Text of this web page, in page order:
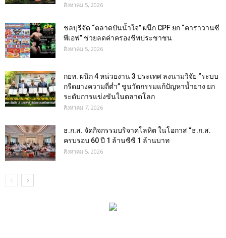
สิงหาคม 5, 2026
ชลบุรีจัด “ตลาดปันน้ำใจ” ผนึก CPF ยก “คาราวานซี
พีเอฟ” ช่วยลดค่าครองชีพประชาชน
สิงหาคม 5, 2026
กยท. ผนึก 4 หน่วยงาน 3 ประเทศ ลงนามวิจัย “ระบบ
กรีดยางความถี่ต่ำ” ชูนวัตกรรมแก้ปัญหาน้ำยาง ยก
ระดับการแข่งขันในตลาดโลก
สิงหาคม 7, 2026
ธ.ก.ส. จัดกิจกรรมบริจาคโลหิต ในโอกาส “ธ.ก.ส.
ครบรอบ 60 ปี 1 ล้านซีซี 1 ล้านบาท
สิงหาคม 5, 2026